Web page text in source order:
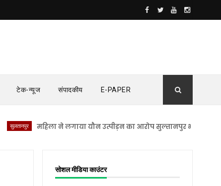
टेक-न्यूज संपादकीय E-PAPER
महिला ने लगाया यौन उत्पीड़न का आरोप सुल्तानपुर भाजपा विधायक
सोशल मीडिया काउंटर